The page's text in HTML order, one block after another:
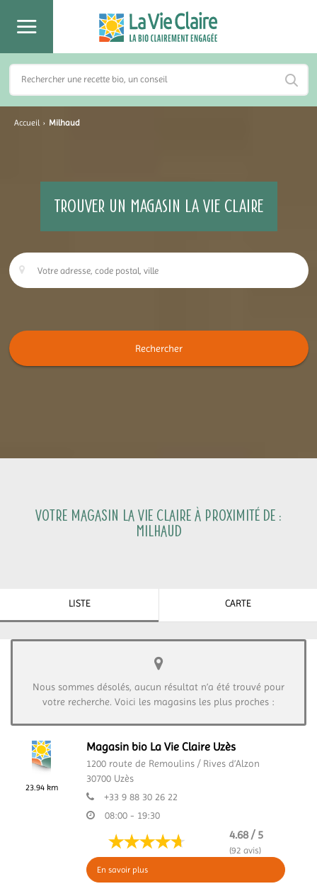
Accueil › Milhaud
TROUVER UN MAGASIN LA VIE CLAIRE
Rechercher
Votre magasin La Vie Claire à proximité de :
Milhaud
LISTE CARTE
Nous sommes désolés, aucun résultat n’a été trouvé pour
votre recherche. Voici les magasins les plus proches :
23.94 km
Magasin bio La Vie Claire Uzès
1200 route de Remoulins / Rives d’Alzon
30700 Uzès
+33 9 88 30 26 22
08:00 - 19:30
4.68 / 5
(92 avis)
En savoir plus